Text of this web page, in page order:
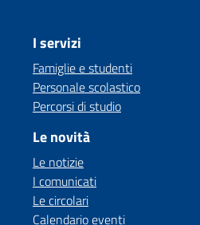
I servizi
Famiglie e studenti
Personale scolastico
Percorsi di studio
Le novità
Le notizie
I comunicati
Le circolari
Calendario eventi